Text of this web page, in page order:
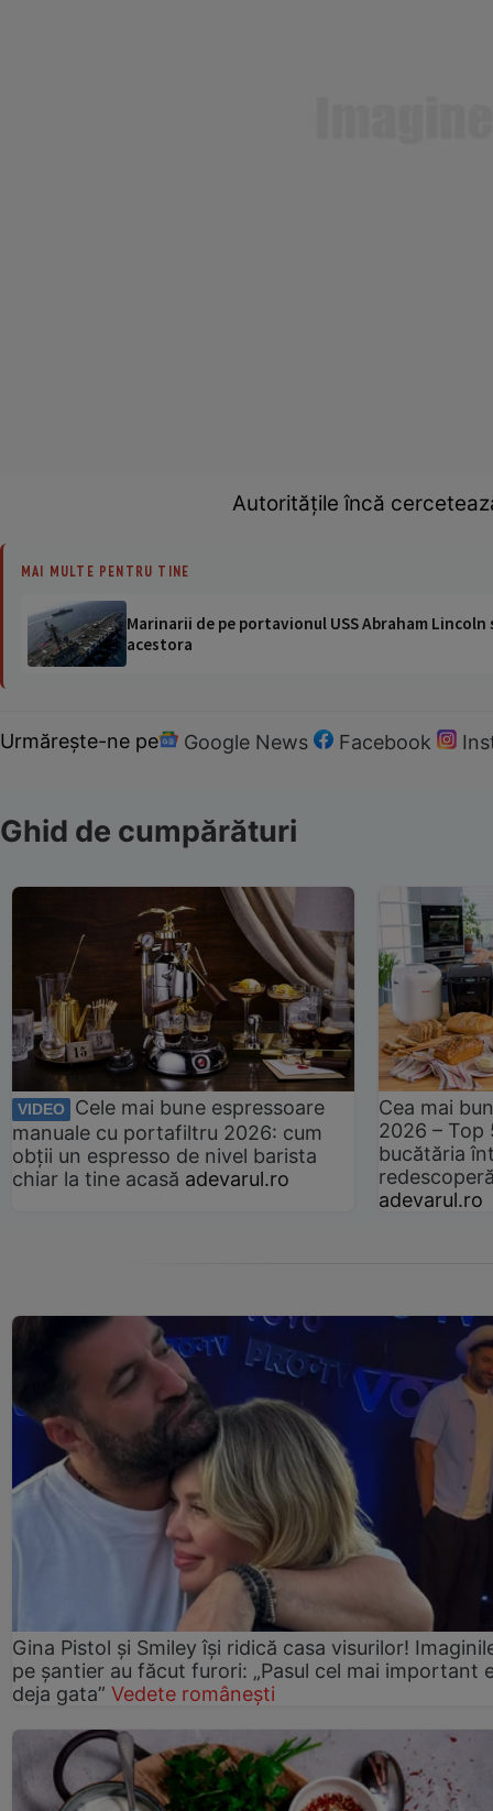
Autoritățile încă
MAI MULTE PENTRU TINE
Marinarii de pe portavionul USS Abraham
acestora
Urmărește-ne pe Google News Facebook
Ghid de cumpărături
VIDEO
Cele mai bune espressoare
manuale cu portafiltru 2026: cum
obții un espresso de nivel barista
chiar la tine acasă adevarul.ro
Cea mai
2026 –
bucătăria
adevarul.ro
Gina Pistol și Smiley își ridică casa visurilor!
pe șantier au făcut furori: „Pasul cel mai important
deja gata” Vedete românești